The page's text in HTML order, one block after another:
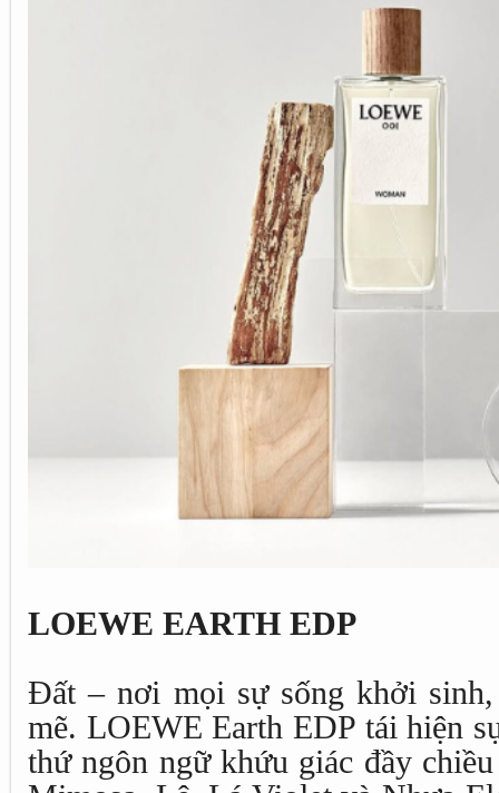
LOEWE EARTH EDP
Đất – nơi mọi sự sống khởi sinh,
mẽ. LOEWE Earth EDP tái hiện
thứ ngôn ngữ khứu giác đầy